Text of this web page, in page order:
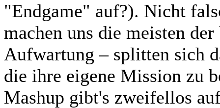
"Endgame" auf?). Nicht
machen uns die meisten
Aufwartung – splitten sich
die ihre eigene Mission zu
Mashup gibt's zweifellos